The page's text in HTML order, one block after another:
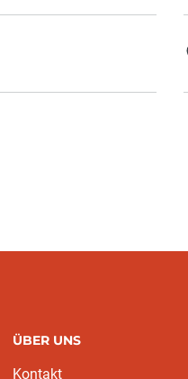
ÜBER UNS
Kontakt